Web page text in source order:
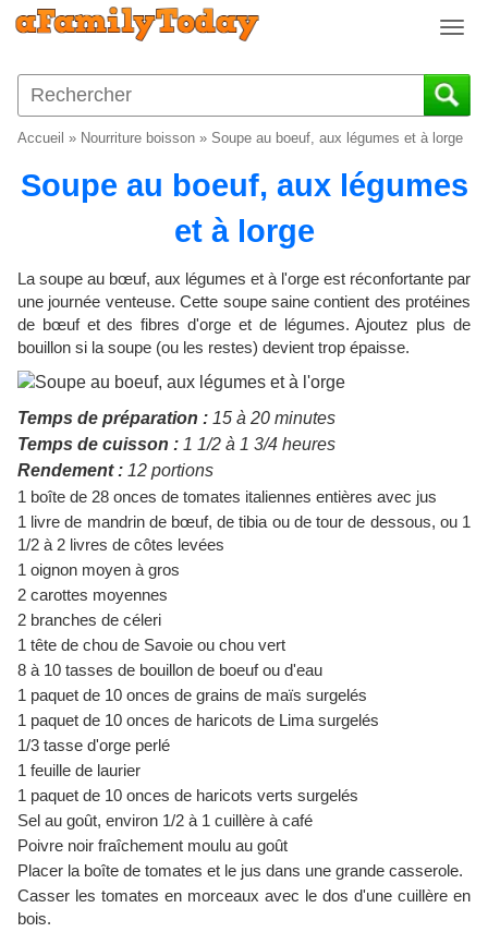
T
g
g
e
a
t
Accueil » Nourriture boisson » Soupe au boeuf, aux légumes et à lorge
Soupe au boeuf, aux légumes
et à lorge
La soupe au bœuf, aux légumes et à l'orge est réconfortante par
une journée venteuse. Cette soupe saine contient des protéines
de bœuf et des fibres d'orge et de légumes. Ajoutez plus de
bouillon si la soupe (ou les restes) devient trop épaisse.
Temps de préparation : 15 à 20 minutes
Temps de cuisson : 1 1/2 à 1 3/4 heures
Rendement : 12 portions
1 boîte de 28 onces de tomates italiennes entières avec jus
1 livre de mandrin de bœuf, de tibia ou de tour de dessous, ou 1
1/2 à 2 livres de côtes levées
1 oignon moyen à gros
2 carottes moyennes
2 branches de céleri
1 tête de chou de Savoie ou chou vert
8 à 10 tasses de bouillon de boeuf ou d'eau
1 paquet de 10 onces de grains de maïs surgelés
1 paquet de 10 onces de haricots de Lima surgelés
1/3 tasse d'orge perlé
1 feuille de laurier
1 paquet de 10 onces de haricots verts surgelés
Sel au goût, environ 1/2 à 1 cuillère à café
Poivre noir fraîchement moulu au goût
Placer la boîte de tomates et le jus dans une grande casserole.
Casser les tomates en morceaux avec le dos d'une cuillère en
bois.